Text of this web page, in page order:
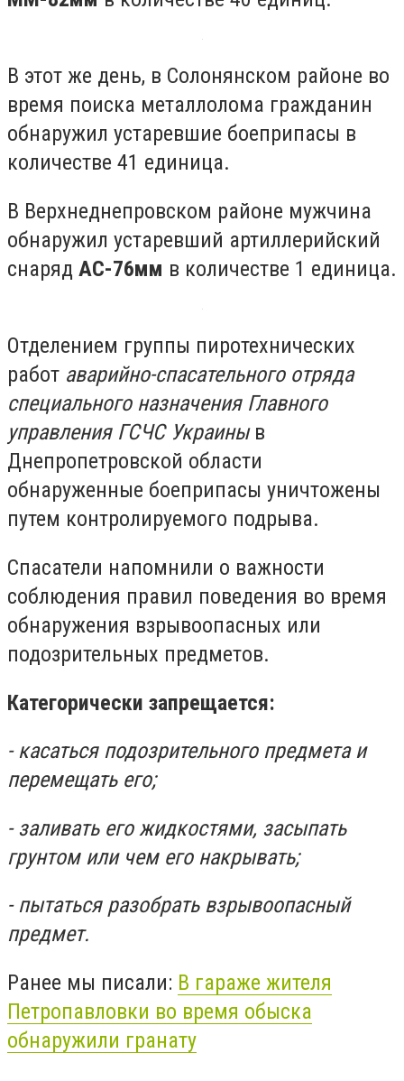
В этот же день, в Солонянском районе во
время поиска металлолома гражданин
обнаружил устаревшие боеприпасы в
количестве 41 единица.
В Верхнеднепровском районе мужчина
обнаружил устаревший артиллерийский
снаряд АС-76мм в количестве 1 единица.
Отделением группы пиротехнических
работ аварийно-спасательного отряда
специального назначения Главного
управления ГСЧС Украиныв
Днепропетровской области
обнаруженные боеприпасы уничтожены
путем контролируемого подрыва.
Спасатели напомнили о важности
соблюдения правил поведения во время
обнаружения взрывоопасных или
подозрительных предметов.
Категорически запрещается:
- касаться подозрительного предмета и
перемещать его;
- заливать его жидкостями, засыпать
грунтом или чем его накрывать;
- пытаться разобрать взрывоопасный
предмет.
Ранее мы писали: В гараже жителя
Петропавловки во время обыска
обнаружили гранату